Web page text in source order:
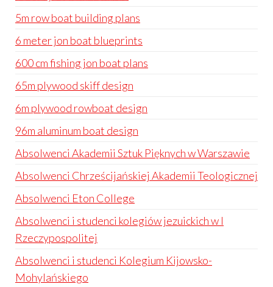
5m row boat building plans
6 meter jon boat blueprints
600 cm fishing jon boat plans
65m plywood skiff design
6m plywood rowboat design
96m aluminum boat design
Absolwenci Akademii Sztuk Pięknych w Warszawie
Absolwenci Chrześcijańskiej Akademii Teologicznej
Absolwenci Eton College
Absolwenci i studenci kolegiów jezuickich w I
Rzeczypospolitej
Absolwenci i studenci Kolegium Kijowsko-
Mohylańskiego